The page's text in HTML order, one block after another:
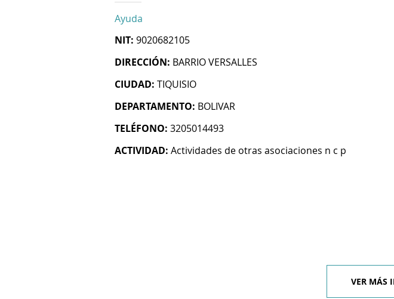
Ayuda
NIT: 9020682105
DIRECCIÓN: BARRIO VERSALLES
CIUDAD: TIQUISIO
DEPARTAMENTO: BOLIVAR
TELÉFONO: 3205014493
ACTIVIDAD: Actividades de otras asociaciones n c p
VER MÁS